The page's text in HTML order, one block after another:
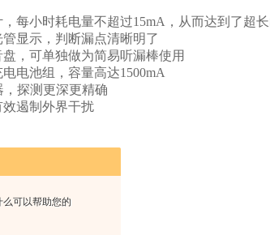
可以帮助您的
每小时耗电量不超过15mA，从而达到了超
显示，判断漏点清晰明了
，可单独做为简易听漏棒使用
电池组，容量高达1500mA
探测更深更精确
遏制外界干扰